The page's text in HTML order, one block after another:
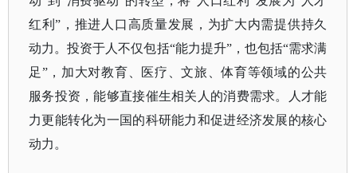
红利”，推进人口高质量发展，为扩大内需提供持久
动力。投资于人不仅包括“能力提升”，也包括“需求满
足”，加大对教育、医疗、文旅、体育等领域的公共
服务投资，能够直接催生相关人的消费需求。人才能
力更能转化为一国的科研能力和促进经济发展的核心
动力。